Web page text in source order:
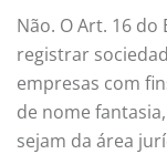
Não. O Art. 16
registrar
empresas com
de nome
sejam da área